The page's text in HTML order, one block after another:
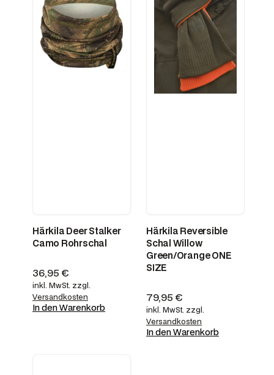
Härkila Deer Stalker
Camo Rohrschal
36,95 €
inkl. MwSt. zzgl.
Versandkosten
In den Warenkorb
Härkila Reversible
Schal Willow
Green/Orange ONE
SIZE
79,95 €
inkl. MwSt. zzgl.
Versandkosten
In den Warenkorb